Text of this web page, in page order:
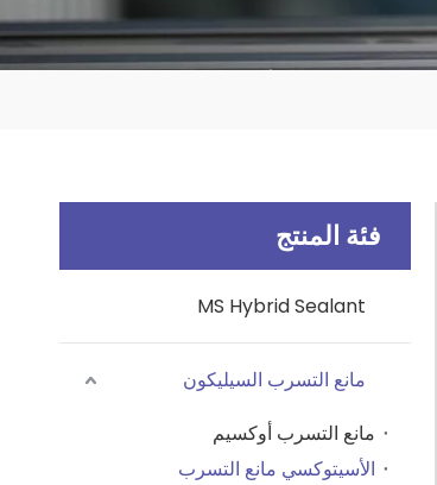
فئة المنتج
MS Hybrid Sealant
مانع التسرب السيليكون
مانع التسرب أوكسيم
الأسيتوكسي مانع التسرب